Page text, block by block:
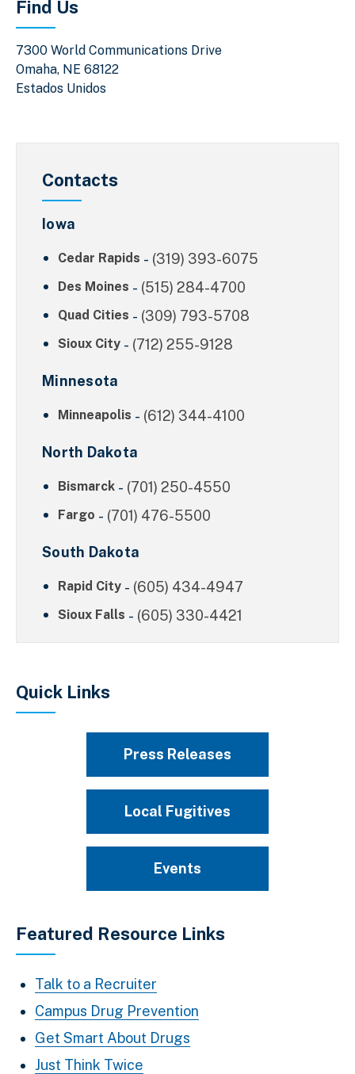
Find Us
7300 World Communications Drive
Omaha, NE 68122
Estados Unidos
Contacts
Iowa
Cedar Rapids - (319) 393-6075
Des Moines - (515) 284-4700
Quad Cities - (309) 793-5708
Sioux City - (712) 255-9128
Minnesota
Minneapolis - (612) 344-4100
North Dakota
Bismarck - (701) 250-4550
Fargo - (701) 476-5500
South Dakota
Rapid City - (605) 434-4947
Sioux Falls - (605) 330-4421
Quick Links
Press Releases
Local Fugitives
Events
Featured Resource Links
Talk to a Recruiter
Campus Drug Prevention
Get Smart About Drugs
Just Think Twice